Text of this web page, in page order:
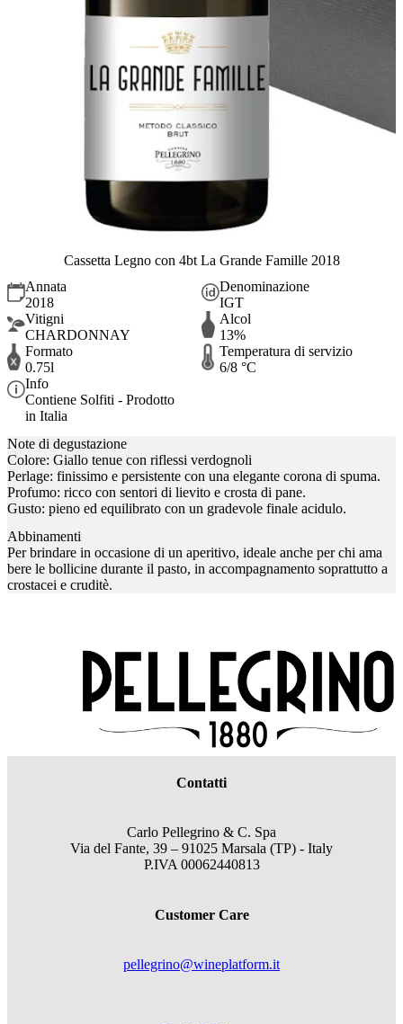
Cassetta Legno con 4bt La Grande Famille 2018
Annata
2018
Denominazione
IGT
Vitigni
CHARDONNAY
Alcol
13%
Formato
0.75l
Temperatura di servizio
6/8 °C
Info
Contiene Solfiti - Prodotto
in Italia
Note di degustazione
Colore: Giallo tenue con riflessi verdognoli
Perlage: finissimo e persistente con una elegante corona di spuma.
Profumo: ricco con sentori di lievito e crosta di pane.
Gusto: pieno ed equilibrato con un gradevole finale acidulo.
Abbinamenti
Per brindare in occasione di un aperitivo, ideale anche per chi ama
bere le bollicine durante il pasto, in accompagnamento soprattutto a
crostacei e cruditè.
Contatti
Carlo Pellegrino & C. Spa
Via del Fante, 39 – 91025 Marsala (TP) - Italy
P.IVA 00062440813
Customer Care
pellegrino@wineplatform.it